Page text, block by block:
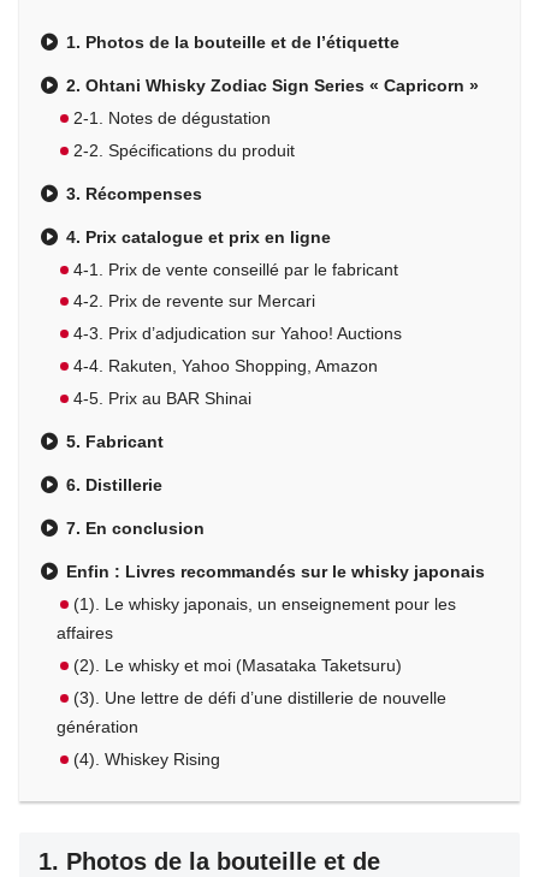
1. Photos de la bouteille et de l’étiquette
2. Ohtani Whisky Zodiac Sign Series « Capricorn »
2-1. Notes de dégustation
2-2. Spécifications du produit
3. Récompenses
4. Prix catalogue et prix en ligne
4-1. Prix de vente conseillé par le fabricant
4-2. Prix de revente sur Mercari
4-3. Prix d’adjudication sur Yahoo! Auctions
4-4. Rakuten, Yahoo Shopping, Amazon
4-5. Prix au BAR Shinai
5. Fabricant
6. Distillerie
7. En conclusion
Enfin : Livres recommandés sur le whisky japonais
(1). Le whisky japonais, un enseignement pour les
affaires
(2). Le whisky et moi (Masataka Taketsuru)
(3). Une lettre de défi d’une distillerie de nouvelle
génération
(4). Whiskey Rising
1. Photos de la bouteille et de